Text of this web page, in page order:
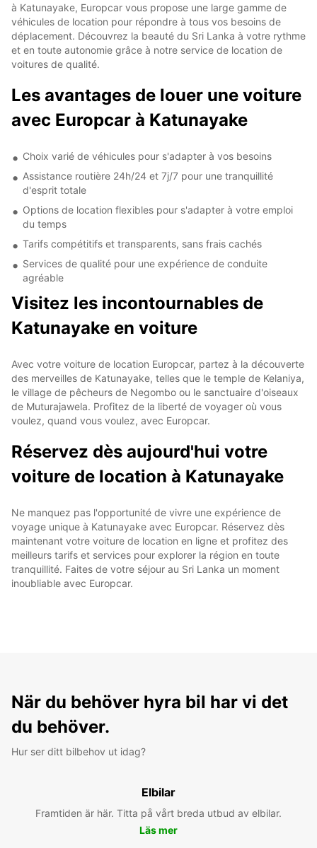
à Katunayake, Europcar vous propose une large gamme de
véhicules de location pour répondre à tous vos besoins de
déplacement. Découvrez la beauté du Sri Lanka à votre rythme
et en toute autonomie grâce à notre service de location de
voitures de qualité.
Les avantages de louer une voiture
avec Europcar à Katunayake
Choix varié de véhicules pour s'adapter à vos besoins
Assistance routière 24h/24 et 7j/7 pour une tranquillité
d'esprit totale
Options de location flexibles pour s'adapter à votre emploi
du temps
Tarifs compétitifs et transparents, sans frais cachés
Services de qualité pour une expérience de conduite
agréable
Visitez les incontournables de
Katunayake en voiture
Avec votre voiture de location Europcar, partez à la découverte
des merveilles de Katunayake, telles que le temple de Kelaniya,
le village de pêcheurs de Negombo ou le sanctuaire d'oiseaux
de Muturajawela. Profitez de la liberté de voyager où vous
voulez, quand vous voulez, avec Europcar.
Réservez dès aujourd'hui votre
voiture de location à Katunayake
Ne manquez pas l'opportunité de vivre une expérience de
voyage unique à Katunayake avec Europcar. Réservez dès
maintenant votre voiture de location en ligne et profitez des
meilleurs tarifs et services pour explorer la région en toute
tranquillité. Faites de votre séjour au Sri Lanka un moment
inoubliable avec Europcar.
När du behöver hyra bil har vi det
du behöver.
Hur ser ditt bilbehov ut idag?
Elbilar
Framtiden är här. Titta på vårt breda utbud av elbilar.
Läs mer